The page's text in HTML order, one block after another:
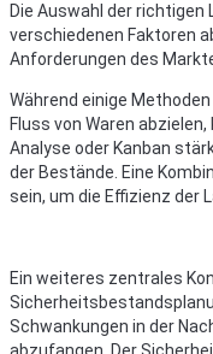
Die Auswahl der
verschiedenen Faktoren
Anforderungen des
Während einige Methoden
Fluss von Waren
Analyse oder Kanban
der Bestände. Eine
sein, um die Effizienz der
Ein weiteres zentrales
Schwankungen in der